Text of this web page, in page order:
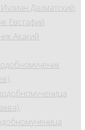
Далматский,
Евстафий
Акакий